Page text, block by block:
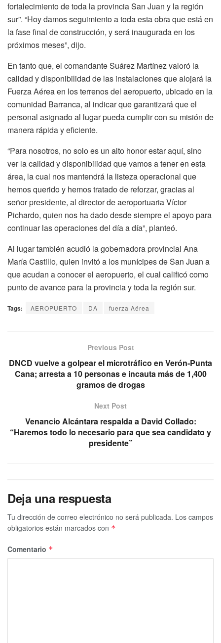
fortalecimiento de toda la provincia San Juan y la región
sur”. “Hoy damos seguimiento a toda esta obra que está en
la fase final de construcción, y será inaugurada en los
próximos meses”, dijo.
En tanto que, el comandante Suárez Martínez valoró la
calidad y disponibilidad de las instalaciones que alojará la
Fuerza Aérea en los terrenos del aeropuerto, ubicado en la
comunidad Barranca, al indicar que garantizará que el
personal asignado al lugar pueda cumplir con su misión de
manera rápida y eficiente.
“Para nosotros, no solo es un alto honor estar aquí, sino
ver la calidad y disponibilidad que vamos a tener en esta
área, la cual nos mantendrá la listeza operacional que
hemos querido y hemos tratado de reforzar, gracias al
señor presidente, al director de aeroportuaria Víctor
Pichardo, quien nos ha dado desde siempre el apoyo para
continuar las operaciones del día a día”, planteó.
Al lugar también acudió la gobernadora provincial Ana
María Castillo, quien invitó a los munícipes de San Juan a
que acudan a conocer el aeropuerto, el cual calificó como
punto de avance para la provincia y toda la región sur.
Tags: AEROPUERTO DA fuerza Aérea
Previous Post
DNCD vuelve a golpear el microtráfico en Verón-Punta
Cana; arresta a 10 personas e incauta más de 1,400
gramos de drogas
Next Post
Venancio Alcántara respalda a David Collado:
“Haremos todo lo necesario para que sea candidato y
presidente”
Deja una respuesta
Tu dirección de correo electrónico no será publicada. Los campos
obligatorios están marcados con *
Comentario *